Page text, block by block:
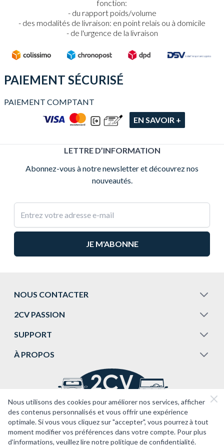
Nous utilisons des cookies pour améliorer nos services, afficher
des contenus personnalisés et vous offrir une expérience
optimale. Si vous vous cliquez sur "accepter", vous pourrez à tout
moment modifier vos préférences dans votre compte. Pour plus
d'informations, veuillez lire notre politique de confidentialité.
fonction:
du rapport poids/volume
des modalités de livraison: en point relais ou à domicile
de l'urgence de la livraison
PAIEMENT SÉCURISÉ
PAIEMENT COMPTANT
EN SAVOIR +
LETTRE D’INFORMATION
Abonnez-vous à notre newsletter et découvrez nos
nouveautés.
Adresse e-mail
NOUS CONTACTER
2CV PASSION
SUPPORT
À PROPOS